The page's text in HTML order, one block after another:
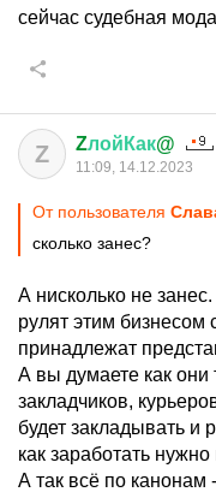
сейчас судебная мода
Z ZлойКак@
11:09, 14.12.2023
От пользователя
сколько занес?
А нисколько не
рулят этим бизнесом
принадлежат
А вы думаете как они
закладчиков,
будет закладывать и
как заработать
А так всё по